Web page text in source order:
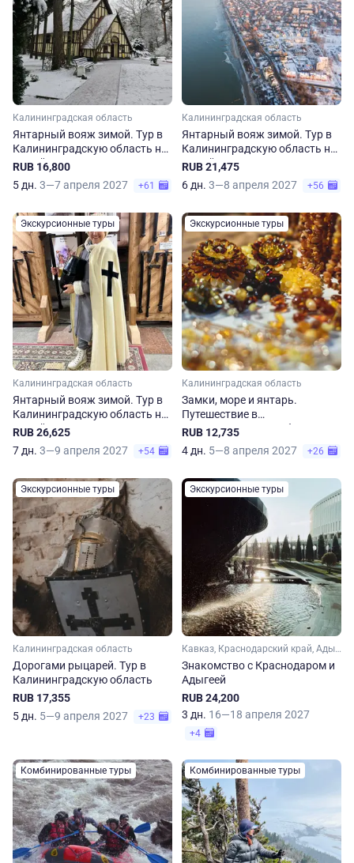
Калининградская область
Янтарный вояж зимой. Тур в
Калининградскую область на
5 дней
RUB 16,800
5 дн. 3—7 апреля 2027 +61
Калининградская область
Янтарный вояж зимой. Тур в
Калининградскую область на
6 дней
RUB 21,475
6 дн. 3—8 апреля 2027 +56
Экскурсионные туры
Калининградская область
Янтарный вояж зимой. Тур в
Калининградскую область на
7 дней
RUB 26,625
7 дн. 3—9 апреля 2027 +54
Экскурсионные туры
Калининградская область
Замки, море и янтарь.
Путешествие в
Калининградскую область
RUB 12,735
4 дн. 5—8 апреля 2027 +26
Экскурсионные туры
Калининградская область
Дорогами рыцарей. Тур в
Калининградскую область
RUB 17,355
5 дн. 5—9 апреля 2027 +23
Экскурсионные туры
Кавказ, Краснодарский край, Адыгея
Знакомство с Краснодаром и
Адыгеей
RUB 24,200
3 дн. 16—18 апреля 2027
+4
Комбинированные туры Комбинированные туры